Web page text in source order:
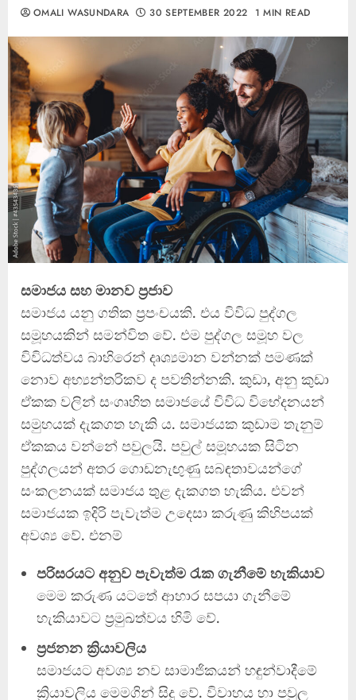
OMALI WASUNDARA 30 SEPTEMBER 2022 1 MIN READ
සමාජය සහ මානව ප්‍රජාව
සමාජය යනු ගතික ප්‍රපංචයකි. එය විවිධ පුද්ගල
සමූහයකින් සමන්විත වේ. එම පුද්ගල සමූහ වල
විවිධත්වය බාහිරෙන් දෘශ්‍යමාන වන්නක් පමණක්
නොව අභ්‍යන්තරිකව ද පවතින්නකි. කුඩා, අනු කුඩා
ඒකක වලින් සංගෘහිත සමාජයේ විවිධ විභේදනයන්
සමුහයක් දැකගත හැකි ය. සමාජයක කුඩාම තැනුම්
ඒකකය වන්නේ පවුලයි. පවුල් සමූහයක සිටින
පුද්ගලයන් අතර ගොඩනැඟුණු සබඳතාවයන්ගේ
සංකලනයක් සමාජය තුළ දැකගත හැකිය. එවන්
සමාජයක ඉදිරි පැවැත්ම උදෙසා කරුණු කිහිපයක්
අවශ්‍ය වේ. එනම්
පරිසරයට අනුව පැවැත්ම රැක ගැනීමේ හැකියාව
මෙම කරුණ යටතේ ආහාර සපයා ගැනීමේ
හැකියාවට ප්‍රමුඛත්වය හිමි වේ.
ප්‍රජනන ක්‍රියාවලිය
සමාජයට අවශ්‍ය නව සාමාජිකයන් හඳුන්වාදීමේ
ක්‍රියාවලිය මෙමගින් සිදු වේ. විවාහය හා පවුල